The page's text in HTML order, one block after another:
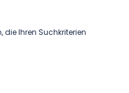
die Ihren Suchkriterien